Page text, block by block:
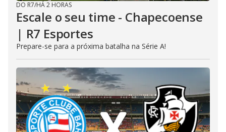
DO R7/HÁ 2 HORAS
Escale o seu time - Chapecoense
| R7 Esportes
Prepare-se para a próxima batalha na Série A!